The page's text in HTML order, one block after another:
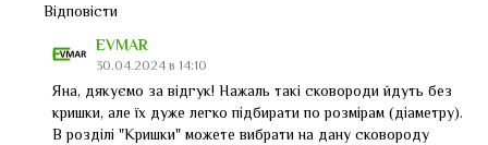
Відповісти
EVMAR
30.04.2024 в 14:10
Яна, дякуємо за відгук! Нажаль такі сковороди йдуть без
кришки, але їх дуже легко підбирати по розмірам (діаметру).
В розділі "Кришки" можете вибрати на дану сковороду